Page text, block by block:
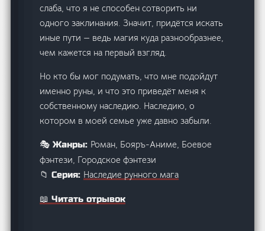
слаба, что я не способен сотворить ни
одного заклинания. Значит, придётся искать
иные пути — ведь магия куда разнообразнее,
чем кажется на первый взгляд.
Но кто бы мог подумать, что мне подойдут
именно руны, и что это приведёт меня к
собственному наследию. Наследию, о
котором в моей семье уже давно забыли.
🎭 Жанры: Роман, Бояръ-Аниме, Боевое
фэнтези, Городское фэнтези
📁 Серия: Наследие рунного мага
📖 Читать отрывок